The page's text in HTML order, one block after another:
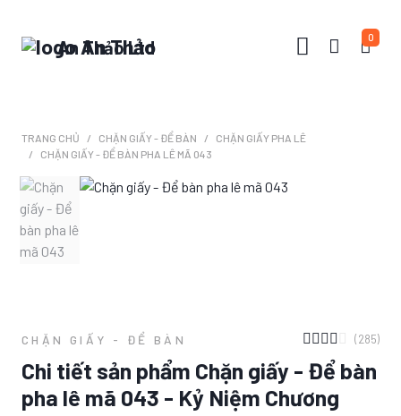
An Thảo Ltd 0
TRANG CHỦ CHẶN GIẤY - ĐỂ BÀN
CHẶN GIẤY PHA LÊ
CHẶN GIẤY - ĐỂ BÀN PHA LÊ MÃ 043
CHẶN GIẤY - ĐỂ BÀN (285)
Chi tiết sản phẩm Chặn giấy - Để bàn
pha lê mã 043 - Kỷ Niệm Chương